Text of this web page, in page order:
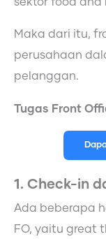
Maka dari itu,
perusahaan
pelanggan.
Tugas Front
1. Check-in
Ada beberapa
FO, yaitu great